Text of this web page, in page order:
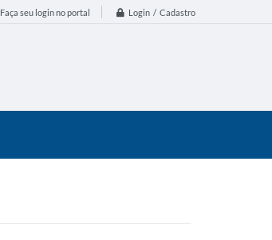
Faça seu login no portal Login / Cadastro